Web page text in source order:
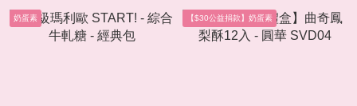
奶蛋素 【$30公益捐款】奶蛋素